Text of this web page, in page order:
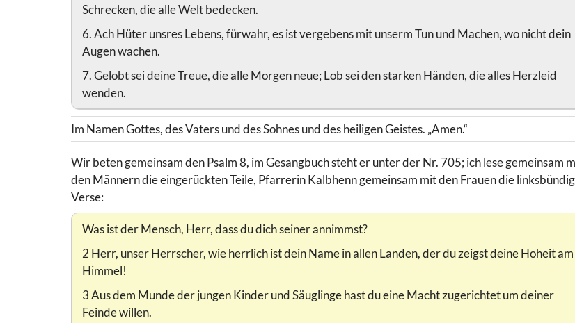
Schrecken, die alle Welt bedecken.
6. Ach Hüter unsres Lebens, fürwahr, es ist vergebens mit unserm Tun und Machen, wo nicht dein
Augen wachen.
7. Gelobt sei deine Treue, die alle Morgen neue; Lob sei den starken Händen, die alles Herzleid
wenden.
Im Namen Gottes, des Vaters und des Sohnes und des heiligen Geistes. „Amen.“
Wir beten gemeinsam den Psalm 8, im Gesangbuch steht er unter der Nr. 705; ich lese gemeinsam
den Männern die eingerückten Teile, Pfarrerin Kalbhenn gemeinsam mit den Frauen die
Verse:
Was ist der Mensch, Herr, dass du dich seiner annimmst?
2 Herr, unser Herrscher, wie herrlich ist dein Name in allen Landen, der du zeigst deine Hoheit am
Himmel!
3 Aus dem Munde der jungen Kinder und Säuglinge hast du eine Macht zugerichtet um deiner
Feinde willen.